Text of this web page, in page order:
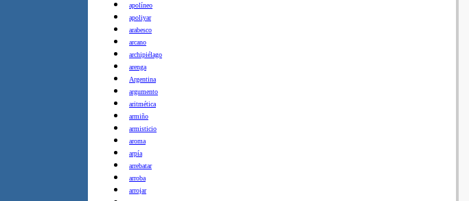
apolíneo
apoliyar
arabesco
arcano
archipiélago
arenga
Argentina
argumento
aritmética
armiño
armisticio
aroma
arpía
arrebatar
arroba
arrojar